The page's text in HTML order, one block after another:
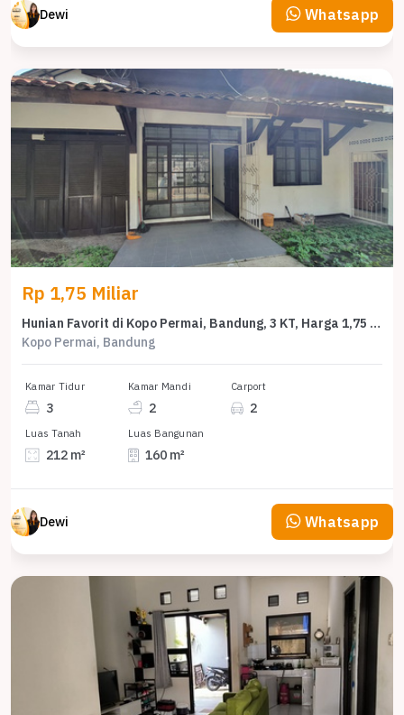
Dewi Whatsapp
Rp 1,75 Miliar
Hunian Favorit di Kopo Permai, Bandung, 3 KT, Harga 1,75 Miliar
Kopo Permai, Bandung
Kamar Tidur
3
Kamar Mandi
2
Carport
2
Luas Tanah
212 m²
Luas Bangunan
160 m²
Dewi Whatsapp